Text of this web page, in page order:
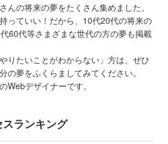
んの将来の夢をたくさん集めました。
っていい！だから、10代20代の将来の
60代等さまざまな世代の方の夢も掲載
りたいことがわからない」方は、ぜひ
の夢をふくらましてみてください。
Webデザイナーです。
ランキング